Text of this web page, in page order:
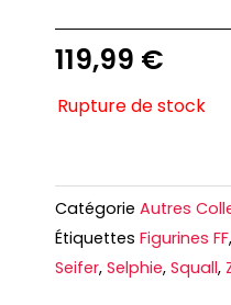
119,99 €
Rupture de stock
Catégorie Autres
Étiquettes Figurines FF,
Seifer, Selphie, Squall,